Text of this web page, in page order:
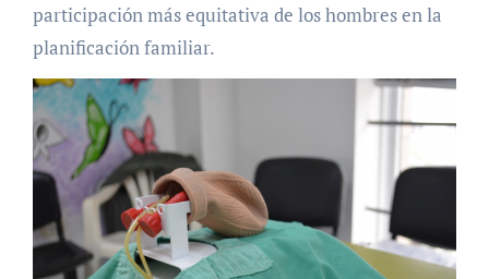
participación más equitativa de los hombres en la
planificación familiar.